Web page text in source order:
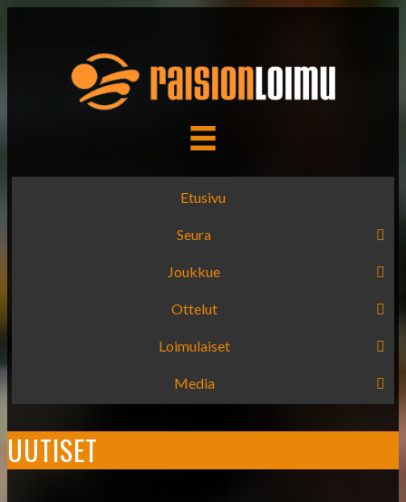
Etusivu
Seura
Joukkue
Ottelut
Loimulaiset
Media
UUTISET